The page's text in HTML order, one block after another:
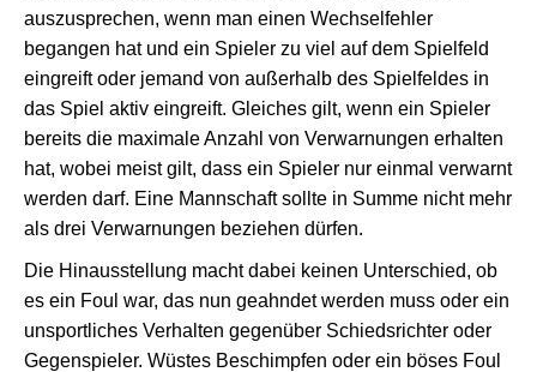
auszusprechen, wenn man einen Wechselfehler
begangen hat und ein Spieler zu viel auf dem Spielfeld
eingreift oder jemand von außerhalb des Spielfeldes in
das Spiel aktiv eingreift. Gleiches gilt, wenn ein Spieler
bereits die maximale Anzahl von Verwarnungen erhalten
hat, wobei meist gilt, dass ein Spieler nur einmal verwarnt
werden darf. Eine Mannschaft sollte in Summe nicht mehr
als drei Verwarnungen beziehen dürfen.
Die Hinausstellung macht dabei keinen Unterschied, ob
es ein Foul war, das nun geahndet werden muss oder ein
unsportliches Verhalten gegenüber Schiedsrichter oder
Gegenspieler. Wüstes Beschimpfen oder ein böses Foul